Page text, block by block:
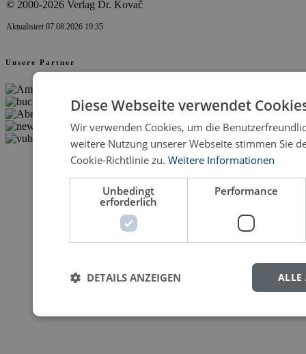
© 2000-2026 Verlag Dr. Kovač
Aktualisiert 07.08.2026 19:35
Unsere Partner
Diese Webseite verwendet
Wir verwenden Cookies, um die
weitere Nutzung unserer Webseite stimmen Sie
Cookie-Richtlinie zu. Weitere Informationen
Unbedingt
erforderlich
Performance
ALLE
DETAILS ANZEIGEN